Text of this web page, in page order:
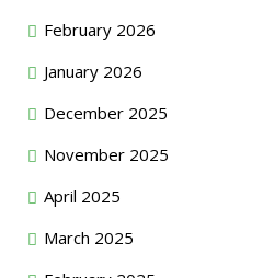
February 2026
January 2026
December 2025
November 2025
April 2025
March 2025